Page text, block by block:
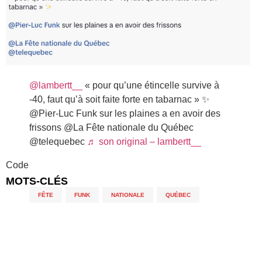
@lambertt__
« pour qu’une étincelle survive à
-40, faut qu’à soit faite forte en tabarnac » ✨
@Pier-Luc Funk sur les plaines a en avoir des
frissons @La Fête nationale du Québec
@telequebec ♬ son original – lambertt__
Code
MOTS-CLÉS
FÊTE FUNK NATIONALE QUÉBEC